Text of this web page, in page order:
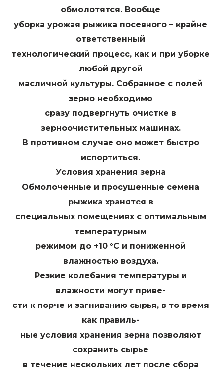
обмолотятся. Вообще
уборка урожая рыжика посевного – крайне
ответственный
технологический процесс, как и при уборке
любой другой
масличной культуры. Собранное с полей
зерно необходимо
сразу подвергнуть очистке в
зерноочистительных машинах.
В противном случае оно может быстро
испортиться.
Условия хранения зерна
Обмолоченные и просушенные семена
рыжика хранятся в
специальных помещениях с оптимальным
температурным
режимом до +10 °С и пониженной
влажностью воздуха.
Резкие колебания температуры и
влажности могут приве-
сти к порче и загниванию сырья, в то время
как правиль-
ные условия хранения зерна позволяют
сохранить сырье
в течение нескольких лет после сбора